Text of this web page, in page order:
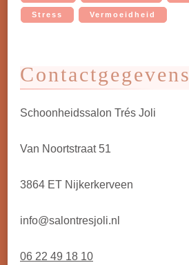
Stress Vermoeidheid
Contactgegevens
Schoonheidssalon Trés Joli
Van Noortstraat 51
3864 ET Nijkerkerveen
info@salontresjoli.nl
06 22 49 18 10